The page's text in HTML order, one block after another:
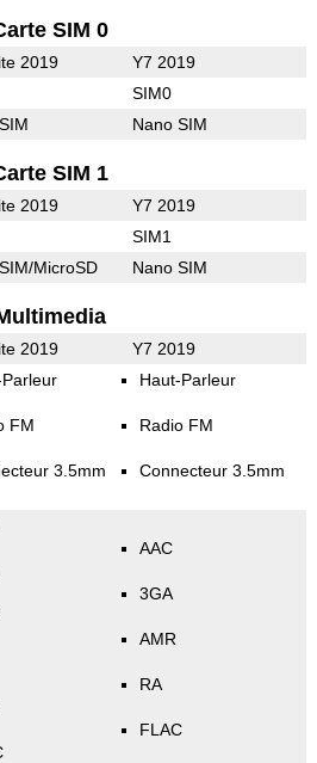
SIM 0
2019 Y7 2019
SIM0
Nano SIM
SIM 1
2019 Y7 2019
SIM1
MicroSD Nano SIM
2019 Y7 2019
FM
3.5mm
Haut-Parleur
Radio FM
Connecteur 3.5mm
AAC
3GA
AMR
RA
FLAC